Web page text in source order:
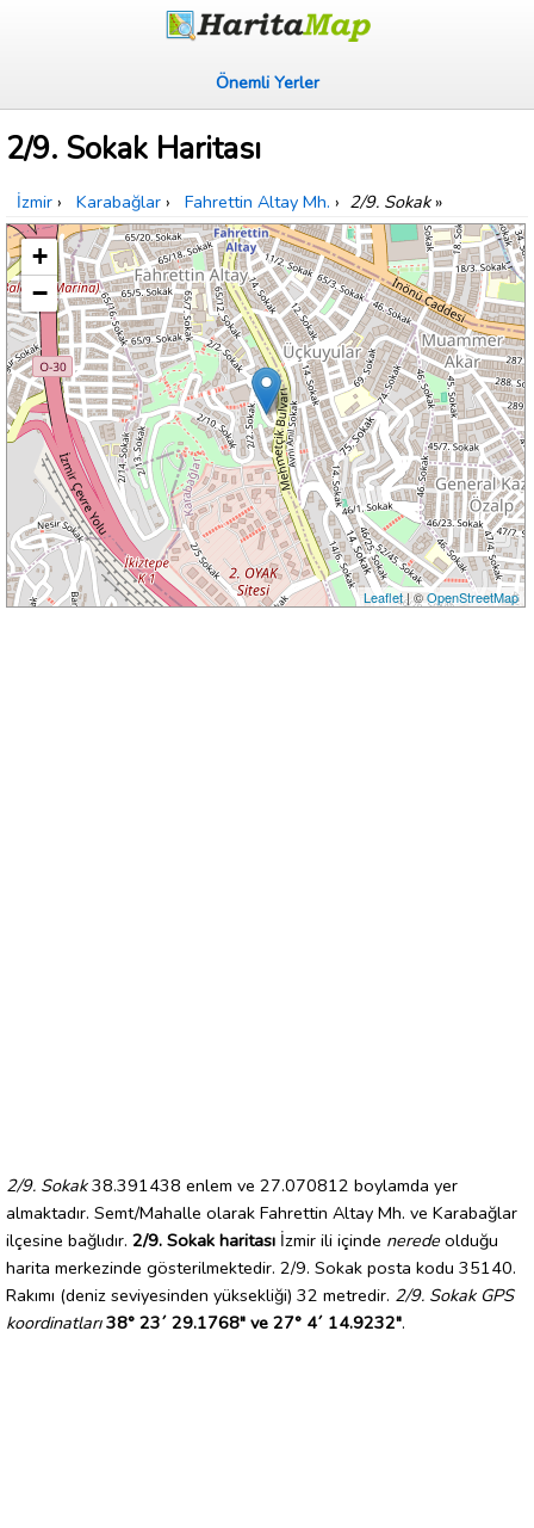
Önemli Yerler
2/9. Sokak Haritası
İzmir › Karabağlar › Fahrettin Altay Mh. › 2/9. Sokak»
+
−
Leaflet| ©OpenStreetMap
2/9. Sokak38.391438 enlem ve 27.070812 boylamda yer
almaktadır. Semt/Mahalle olarak Fahrettin Altay Mh. ve Karabağlar
ilçesine bağlıdır. 2/9. Sokak haritası İzmir ili içinde nerede olduğu
harita merkezinde gösterilmektedir. 2/9. Sokak posta kodu 35140.
Rakımı (deniz seviyesinden yüksekliği) 32 metredir. 2/9. Sokak GPS
koordinatları 38° 23´ 29.1768" ve 27° 4´ 14.9232".